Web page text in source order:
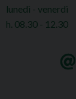
lunedì - venerdì
h. 08.30 - 12.30